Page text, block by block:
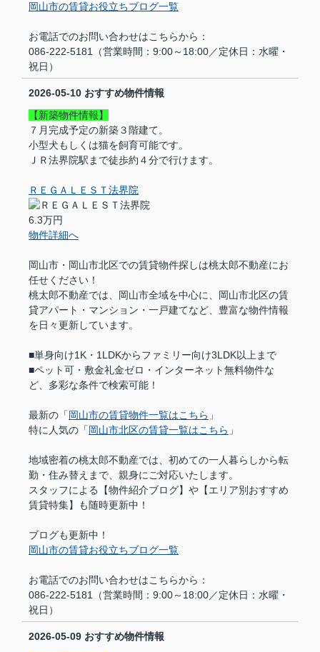
岡山市の賃貸お役立ちブログ一覧
お電話でのお問い合わせはこちらから：
086-222-5181（営業時間：9:00～18:00／定休日：水曜・
祝日）
2026-05-10 おすすめ物件情報
【新築物件情報】
７月完成予定の新築３階建て。
小型犬もしくは猫を飼育可能です。
ＪＲ法界院駅まで徒歩約４分で行けます。
ＲＥＧＡＬＥＳＴ法界院
6.3万円
物件詳細へ
岡山市・岡山市北区での賃貸物件探しは桃太郎不動産にお
任せください！
桃太郎不動産では、岡山市全域を中心に、岡山市北区の賃
貸アパート・マンション・一戸建てなど、豊富な物件情報
を日々更新しています。
■単身向け1K・1LDKからファミリー向け3LDK以上まで
■ペット可・敷金礼金ゼロ・インターネット無料物件な
ど、多彩な条件で検索可能！
最新の「 岡山市の賃貸物件一覧はこちら 」
特に人気の「 岡山市北区の賃貸一覧はこちら 」
地域密着の桃太郎不動産では、初めての一人暮らしから転
勤・住み替えまで、親身にご対応いたします。
スタッフによる【物件紹介ブログ】や【エリア別おすすめ
賃貸特集】も随時更新中！
ブログも更新中！
岡山市の賃貸お役立ちブログ一覧
お電話でのお問い合わせはこちらから：
086-222-5181（営業時間：9:00～18:00／定休日：水曜・
祝日）
2026-05-09 おすすめ物件情報